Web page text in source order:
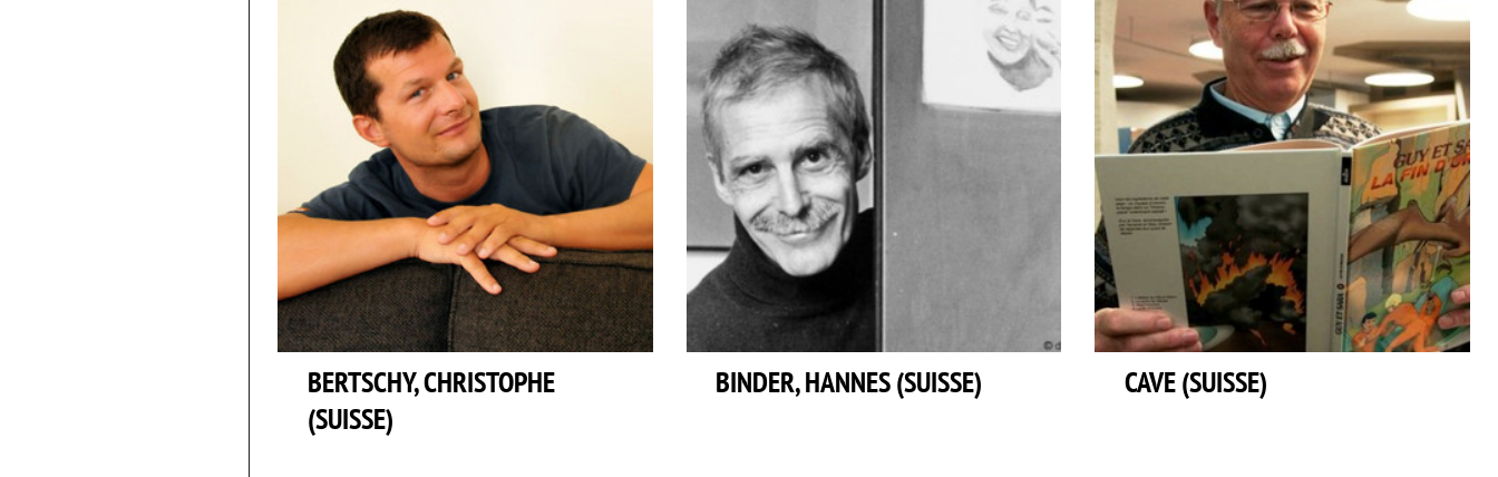
BERTSCHY, CHRISTOPHE
(SUISSE)
BINDER, HANNES (SUISSE) CAVE (SUISSE)